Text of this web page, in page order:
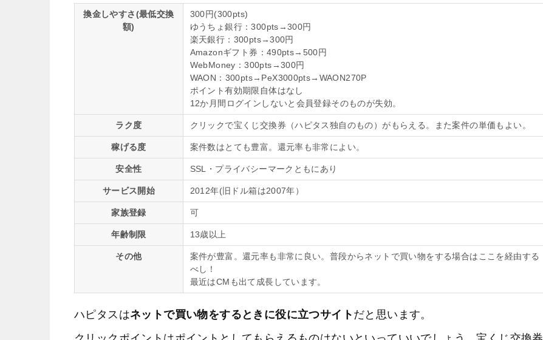
換金しやすさ(最低交換
額)
300円(300pts)
ゆうちょ銀行：300pts→300円
楽天銀行：300pts→300円
Amazonギフト券：490pts→500円
WebMoney：300pts→300円
WAON：300pts→PeX3000pts→WAON270P
ポイント有効期限自体はなし
12か月間ログインしないと会員登録そのものが失効。
ラク度 クリックで宝くじ交換券（ハピタス独自のもの）がもらえる。また案件の単価もよい。
稼げる度 案件数はとても豊富。還元率も非常によい。
安全性 SSL・プライバシーマークともにあり
サービス開始 2012年(旧ドル箱は2007年）
家族登録 可
年齢制限 13歳以上
その他
案件が豊富。還元率も非常に良い。普段からネットで買い物をする場合はここを経由する
べし！
最近はCMも出て成長しています。
ハピタスはネットで買い物をするときに役に立つサイト だと思います。